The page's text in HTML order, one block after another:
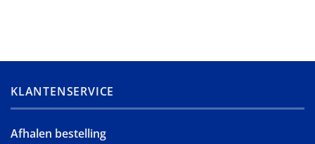
KLANTENSERVICE
Afhalen bestelling